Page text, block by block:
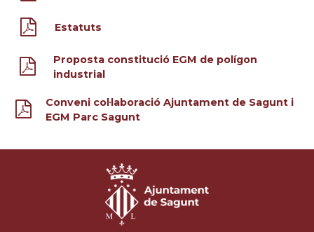
Estatuts
Proposta constitució EGM de polígon
industrial
Conveni col·laboració Ajuntament de Sagunt i
EGM Parc Sagunt